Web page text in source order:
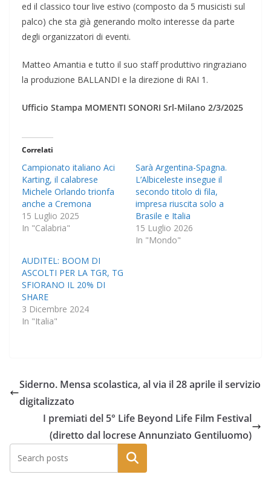
ed il classico tour live estivo (composto da 5 musicisti sul
palco) che sta già generando molto interesse da parte
degli organizzatori di eventi.
Matteo Amantia e tutto il suo staff produttivo ringraziano
la produzione BALLANDI e la direzione di RAI 1.
Ufficio Stampa MOMENTI SONORI Srl-Milano 2/3/2025
Correlati
Campionato italiano Aci
Karting, il calabrese
Michele Orlando trionfa
anche a Cremona
15 Luglio 2025
In "Calabria"
Sarà Argentina-Spagna.
L’Albiceleste insegue il
secondo titolo di fila,
impresa riuscita solo a
Brasile e Italia
15 Luglio 2026
In "Mondo"
AUDITEL: BOOM DI
ASCOLTI PER LA TGR, TG
SFIORANO IL 20% DI
SHARE
3 Dicembre 2024
In "Italia"
Siderno. Mensa scolastica, al via il 28 aprile il servizio
digitalizzato
I premiati del 5° Life Beyond Life Film Festival
(diretto dal locrese Annunziato Gentiluomo)